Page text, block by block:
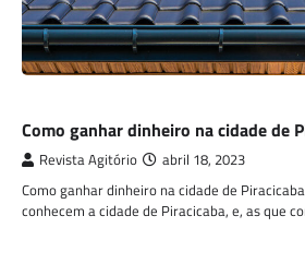
Como ganhar dinheiro na cidade de
Revista Agitório abril 18, 2023
Como ganhar dinheiro na cidade de
conhecem a cidade de Piracicaba, e, as que